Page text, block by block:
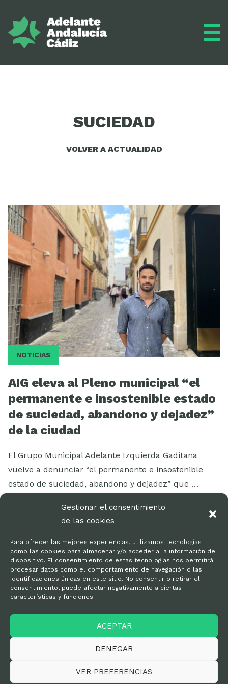
Gestionar el consentimiento
de las cookies
Para ofrecer las mejores experiencias, utilizamos tecnologías
como las cookies para almacenar y/o acceder a la información del
dispositivo. El consentimiento de estas tecnologías nos permitirá
procesar datos como el comportamiento de navegación o las
identificaciones únicas en este sitio. No consentir o retirar el
consentimiento, puede afectar negativamente a ciertas
características y funciones.
ACEPTAR
DENEGAR
VER PREFERENCIAS
Videos
SUCIEDAD
VOLVER A ACTUALIDAD
NOTICIAS
AIG eleva al Pleno municipal “el
permanente e insostenible estado
de suciedad, abandono y dejadez”
de la ciudad
El Grupo Municipal Adelante Izquierda Gaditana
vuelve a denunciar “el permanente e insostenible
estado de suciedad, abandono y dejadez” que …
Política de privacidad
© Adelante Andalucía Cádiz 2025